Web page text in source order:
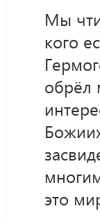
Мы
кого
обрёл
это